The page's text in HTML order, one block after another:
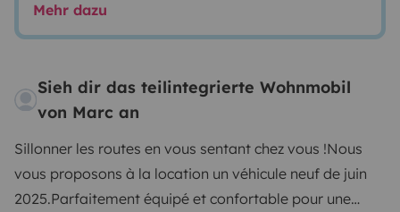
Mehr dazu
Sieh dir das teilintegrierte Wohnmobil
von Marc an
Sillonner les routes en vous sentant chez vous !Nous
vous proposons à la location un véhicule neuf de juin
2025.Parfaitement équipé et confortable pour une